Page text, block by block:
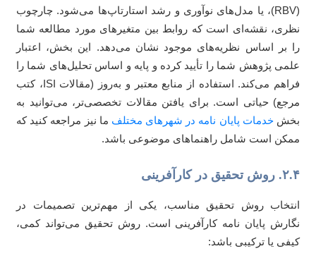
(RBV)، یا مدل‌های نوآوری و رشد استارتاپ‌ها می‌شود. چارچوب
نقشه‌ای است که روابط بین متغیرهای مورد مطالعه شما
بر اساس نظریه‌های موجود نشان می‌دهد. این بخش، اعتبار
پژوهش شما را تأیید کرده و پایه و اساس تحلیل‌های شما را
فراهم می‌کند. استفاده از منابع معتبر و به‌روز (مقالات ISI، کتب
حیاتی است. برای یافتن مقالات تخصصی‌تر، می‌توانید به
خدمات پایان نامه در شهرهای مختلفما نیز مراجعه کنید که
است شامل راهنماهای موضوعی باشد.
روش تحقیق مناسب، یکی از مهم‌ترین تصمیمات در
پایان نامه کارآفرینی است. روش تحقیق می‌تواند کمی،
یا ترکیبی باشد: